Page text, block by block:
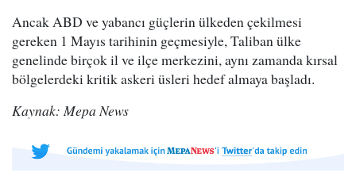
Ancak ABD ve yabancı güçlerin ülkeden çekilmesi
gereken 1 Mayıs tarihinin geçmesiyle, Taliban ülke
genelinde birçok il ve ilçe merkezini, aynı zamanda kırsal
bölgelerdeki kritik askeri üsleri hedef almaya başladı.
Kaynak: Mepa News